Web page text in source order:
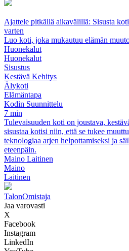
Ajattele pitkällä aikavälillä: Sisusta
varten
Luo koti, joka mukautuu elämän
Huonekalut
Huonekalut
Sisustus
Kestävä Kehitys
Älykoti
Elämäntapa
Kodin Suunnittelu
7 min
Tulevaisuuden koti on joustava,
sisustaa kotisi niin, että se tukee
teknologiaa arjen helpottamiseksi ja
eteenpäin.
Maino Laitinen
Maino
Laitinen
TalonOmistaja
Jaa varovasti
X
Facebook
Instagram
LinkedIn